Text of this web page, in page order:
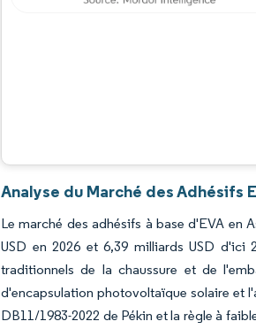
Analyse du Marché des Adhésifs
Le marché des adhésifs à base d'EVA en
USD en 2026 et 6,39 milliards USD d'ici
traditionnels de la chaussure et de
d'encapsulation photovoltaïque solaire et
DB11/1983-2022 de Pékin et la règle à